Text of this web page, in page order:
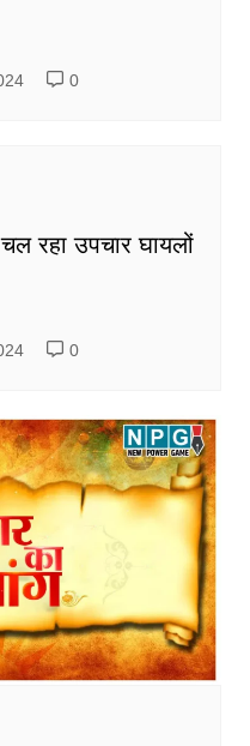
0
रहा उपचार घायलों
0